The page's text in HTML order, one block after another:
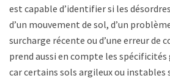
est capable d’identifier si les
d’un mouvement de sol, d’un
surcharge récente ou d’une erreur de
prend aussi en compte les
car certains sols argileux ou instables